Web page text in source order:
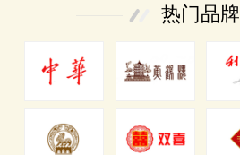
热门品牌